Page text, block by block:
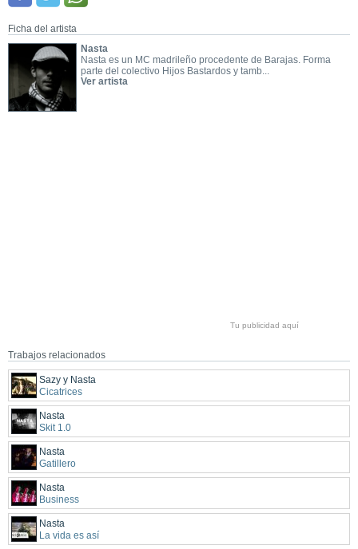
Ficha del artista
Nasta
Nasta es un MC madrileño procedente de Barajas. Forma
parte del colectivo Hijos Bastardos y tamb...
Ver artista
Tu publicidad aquí
Trabajos relacionados
Sazy y Nasta
Cicatrices
Nasta
Skit 1.0
Nasta
Gatillero
Nasta
Business
Nasta
La vida es así